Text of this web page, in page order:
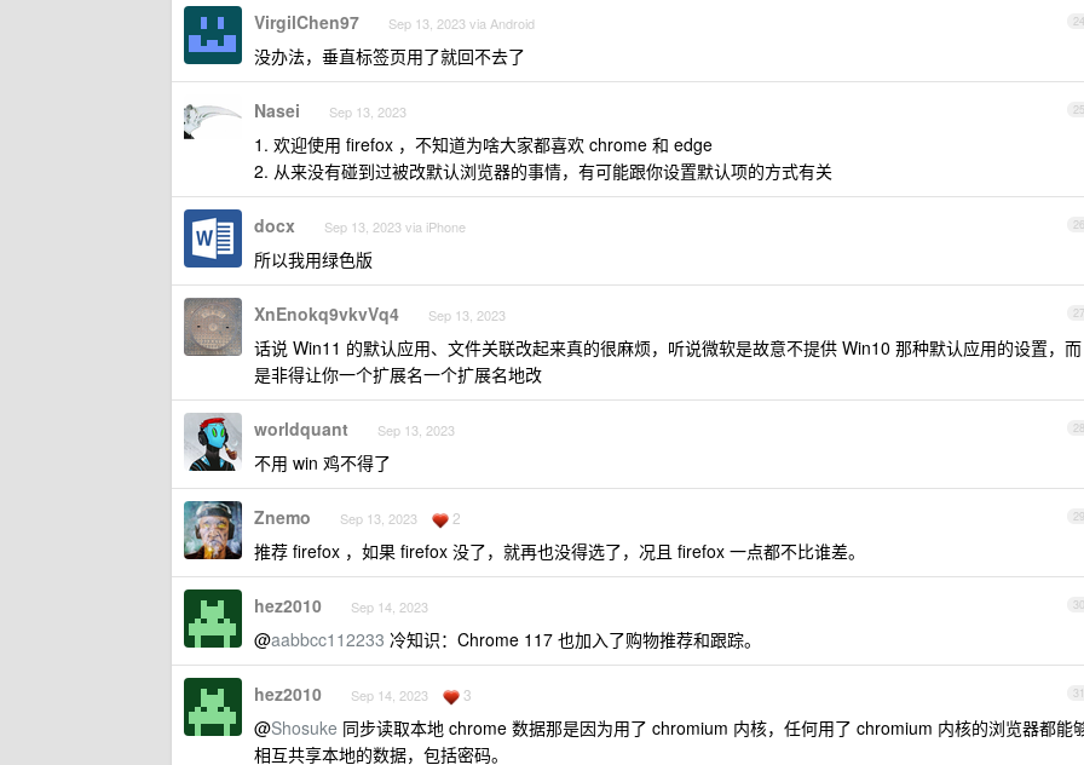
24
VirgilChen97 Sep 13, 2023 via Android
没办法，垂直标签页用了就回不去了
25
Nasei Sep 13, 2023
1. 欢迎使用 firefox ，不知道为啥大家都喜欢 chrome 和 edge
2. 从来没有碰到过被改默认浏览器的事情，有可能跟你设置默认项的方式有关
26
docx Sep 13, 2023 via iPhone
所以我用绿色版
27
XnEnokq9vkvVq4 Sep 13, 2023
话说 Win11 的默认应用、文件关联改起来真的很麻烦，听说微软是故意不提供 Win10 那种默认应用的设置，而
是非得让你一个扩展名一个扩展名地改
28
worldquant Sep 13, 2023
不用 win 鸡不得了
29
Znemo Sep 13, 2023 2
推荐 firefox ，如果 firefox 没了，就再也没得选了，况且 firefox 一点都不比谁差。
30
hez2010 Sep 14, 2023
@aabbcc112233 冷知识：Chrome 117 也加入了购物推荐和跟踪。
31
hez2010 Sep 14, 2023 3
@Shosuke 同步读取本地 chrome 数据那是因为用了 chromium 内核，任何用了 chromium 内核的浏览器都能
相互共享本地的数据，包括密码。